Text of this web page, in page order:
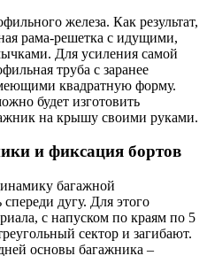
железа. Как результат,
рама-решетка с идущими,
Для усиления самой
труба с заранее
квадратную форму.
будет изготовить
на крышу своими руками.
и фиксация бортов
багажной
дугу. Для этого
с напуском по краям по 5
сектор и загибают.
основы багажника –